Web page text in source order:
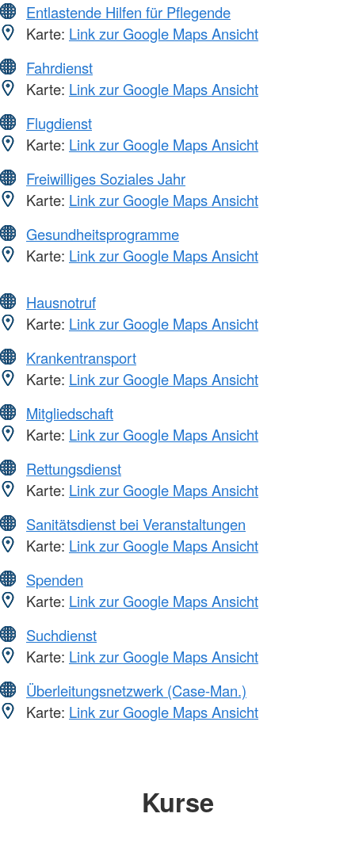
Entlastende Hilfen für Pflegende
Karte: Link zur Google Maps Ansicht
Fahrdienst
Karte: Link zur Google Maps Ansicht
Flugdienst
Karte: Link zur Google Maps Ansicht
Freiwilliges Soziales Jahr
Karte: Link zur Google Maps Ansicht
Gesundheitsprogramme
Karte: Link zur Google Maps Ansicht
Hausnotruf
Karte: Link zur Google Maps Ansicht
Krankentransport
Karte: Link zur Google Maps Ansicht
Mitgliedschaft
Karte: Link zur Google Maps Ansicht
Rettungsdienst
Karte: Link zur Google Maps Ansicht
Sanitätsdienst bei Veranstaltungen
Karte: Link zur Google Maps Ansicht
Spenden
Karte: Link zur Google Maps Ansicht
Suchdienst
Karte: Link zur Google Maps Ansicht
Überleitungsnetzwerk (Case-Man.)
Karte: Link zur Google Maps Ansicht
Kurse